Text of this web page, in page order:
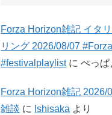
Forza Horizon雑記 イタ
リング 2026/08/07
#festivalplaylistにぺっぱ
Forza Horizon雑記 2026/
雑談 に Ishisaka より